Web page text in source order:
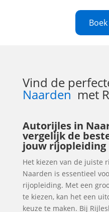
Vind de
Naarden met
Autorijles in
vergelijk de
jouw rijopleiding
Het kiezen van de juiste
Naarden is essentieel
rijopleiding. Met een
te kiezen, kan het een
keuze te maken. Bij